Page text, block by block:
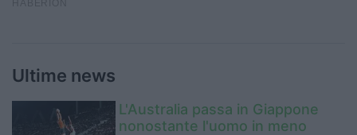
Ultime news
L'Australia passa in Giappone
nonostante l'uomo in meno